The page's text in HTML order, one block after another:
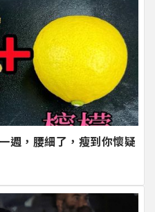
週，腰細了，瘦到你懷疑